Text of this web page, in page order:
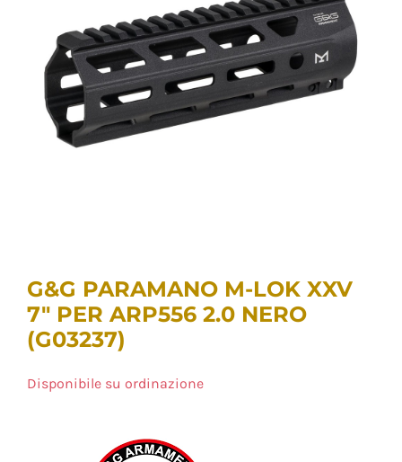
G&G PARAMANO M-LOK XXV
7″ PER ARP556 2.0 NERO
(G03237)
Disponibile su ordinazione